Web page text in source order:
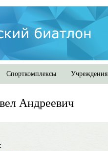
Спорткомплексы Учреждения
Андреевич